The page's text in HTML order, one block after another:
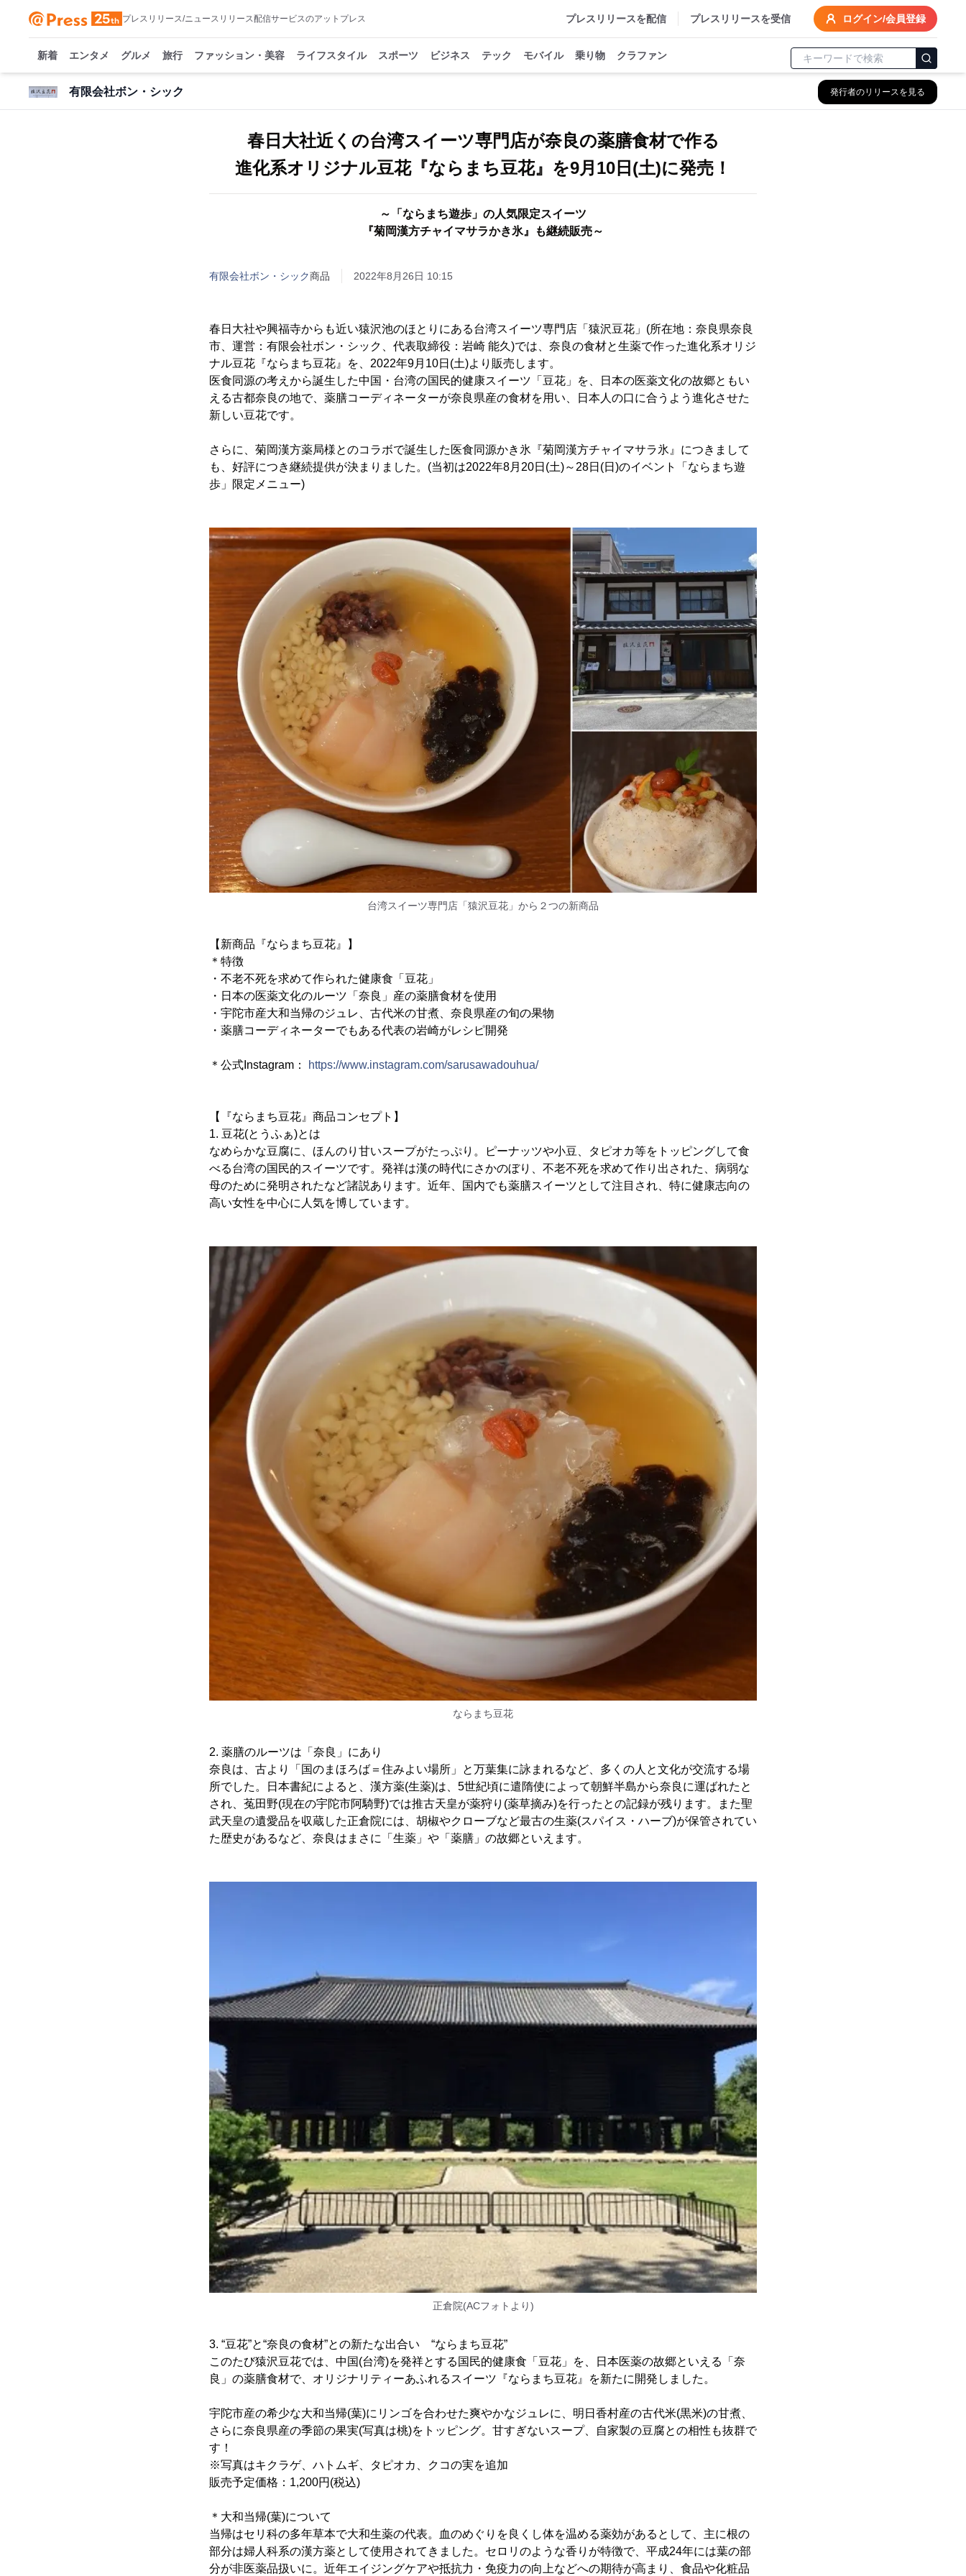
プレスリリース/ニュースリリース配信サービスのアットプレス プレスリリースを配信 プレスリリースを受信 ログイン/会員登録
新着 エンタメ グルメ 旅行 ファッション・美容 ライフスタイル スポーツ ビジネス テック モバイル 乗り物 クラファン
有限会社ボン・シック 発行者のリリースを見る
春日大社近くの台湾スイーツ専門店が奈良の薬膳食材で作る
進化系オリジナル豆花『ならまち豆花』を9月10日(土)に発売！
～「ならまち遊歩」の人気限定スイーツ
『菊岡漢方チャイマサラかき氷』も継続販売～
有限会社ボン・シック商品 2022年8月26日 10:15
春日大社や興福寺からも近い猿沢池のほとりにある台湾スイーツ専門店「猿沢豆花」(所在地：奈良県奈良
市、運営：有限会社ボン・シック、代表取締役：岩崎 能久)では、奈良の食材と生薬で作った進化系オリジ
ナル豆花『ならまち豆花』を、2022年9月10日(土)より販売します。
医食同源の考えから誕生した中国・台湾の国民的健康スイーツ「豆花」を、日本の医薬文化の故郷ともい
える古都奈良の地で、薬膳コーディネーターが奈良県産の食材を用い、日本人の口に合うよう進化させた
新しい豆花です。
さらに、菊岡漢方薬局様とのコラボで誕生した医食同源かき氷『菊岡漢方チャイマサラ氷』につきまして
も、好評につき継続提供が決まりました。(当初は2022年8月20日(土)～28日(日)のイベント「ならまち遊
歩」限定メニュー)
台湾スイーツ専門店「猿沢豆花」から２つの新商品
【新商品『ならまち豆花』】
＊特徴
・不老不死を求めて作られた健康食「豆花」
・日本の医薬文化のルーツ「奈良」産の薬膳食材を使用
・宇陀市産大和当帰のジュレ、古代米の甘煮、奈良県産の旬の果物
・薬膳コーディネーターでもある代表の岩崎がレシピ開発
＊公式Instagram： https://www.instagram.com/sarusawadouhua/
【『ならまち豆花』商品コンセプト】
1. 豆花(とうふぁ)とは
なめらかな豆腐に、ほんのり甘いスープがたっぷり。ピーナッツや小豆、タピオカ等をトッピングして食
べる台湾の国民的スイーツです。発祥は漢の時代にさかのぼり、不老不死を求めて作り出された、病弱な
母のために発明されたなど諸説あります。近年、国内でも薬膳スイーツとして注目され、特に健康志向の
高い女性を中心に人気を博しています。
ならまち豆花
2. 薬膳のルーツは「奈良」にあり
奈良は、古より「国のまほろば＝住みよい場所」と万葉集に詠まれるなど、多くの人と文化が交流する場
所でした。日本書紀によると、漢方薬(生薬)は、5世紀頃に遣隋使によって朝鮮半島から奈良に運ばれたと
され、菟田野(現在の宇陀市阿騎野)では推古天皇が薬狩り(薬草摘み)を行ったとの記録が残ります。また聖
武天皇の遺愛品を収蔵した正倉院には、胡椒やクローブなど最古の生薬(スパイス・ハーブ)が保管されてい
た歴史があるなど、奈良はまさに「生薬」や「薬膳」の故郷といえます。
正倉院(ACフォトより)
3. “豆花”と“奈良の食材”との新たな出合い “ならまち豆花”
このたび猿沢豆花では、中国(台湾)を発祥とする国民的健康食「豆花」を、日本医薬の故郷といえる「奈
良」の薬膳食材で、オリジナリティーあふれるスイーツ『ならまち豆花』を新たに開発しました。
宇陀市産の希少な大和当帰(葉)にリンゴを合わせた爽やかなジュレに、明日香村産の古代米(黒米)の甘煮、
さらに奈良県産の季節の果実(写真は桃)をトッピング。甘すぎないスープ、自家製の豆腐との相性も抜群で
す！
※写真はキクラゲ、ハトムギ、タピオカ、クコの実を追加
販売予定価格：1,200円(税込)
＊大和当帰(葉)について
当帰はセリ科の多年草本で大和生薬の代表。血のめぐりを良くし体を温める薬効があるとして、主に根の
部分は婦人科系の漢方薬として使用されてきました。セロリのような香りが特徴で、平成24年には葉の部
分が非医薬品扱いに。近年エイジングケアや抵抗力・免疫力の向上などへの期待が高まり、食品や化粧品